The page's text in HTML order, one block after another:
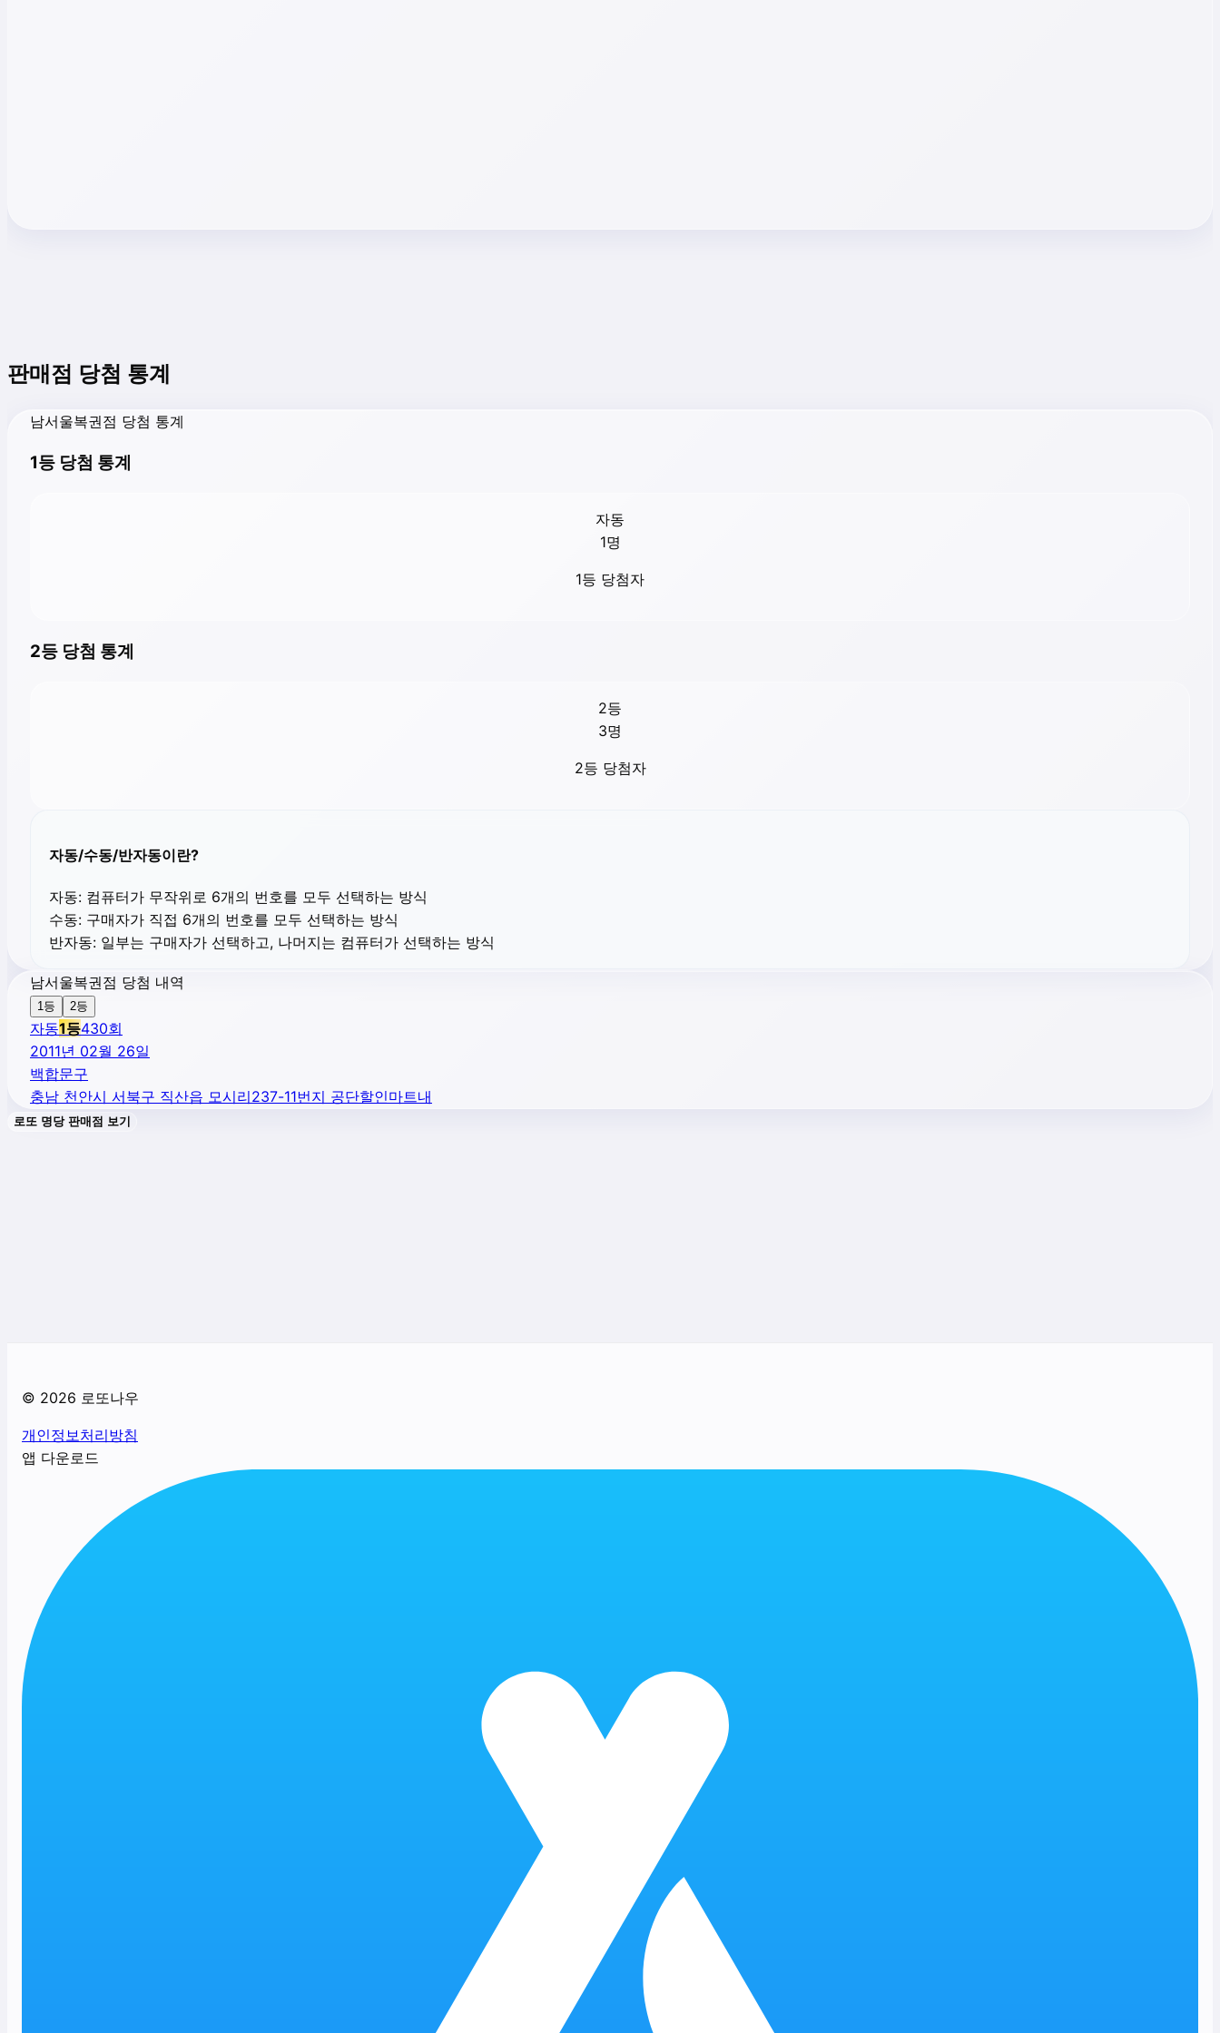
판매점 당첨 통계
남서울복권점 당첨 통계
1등 당첨 통계
자동
1명
1등 당첨자
2등 당첨 통계
2등
3명
2등 당첨자
자동/수동/반자동이란?
자동: 컴퓨터가 무작위로 6개의 번호를 모두 선택하는 방식
수동: 구매자가 직접 6개의 번호를 모두 선택하는 방식
반자동: 일부는 구매자가 선택하고, 나머지는 컴퓨터가 선택하는 방식
남서울복권점 당첨 내역
1등 2등
자동1등430회
2011년 02월 26일
백합문구
충남 천안시 서북구 직산읍 모시리237-11번지 공단할인마트내
로또 명당 판매점 보기
© 2026 로또나우
개인정보처리방침
앱 다운로드